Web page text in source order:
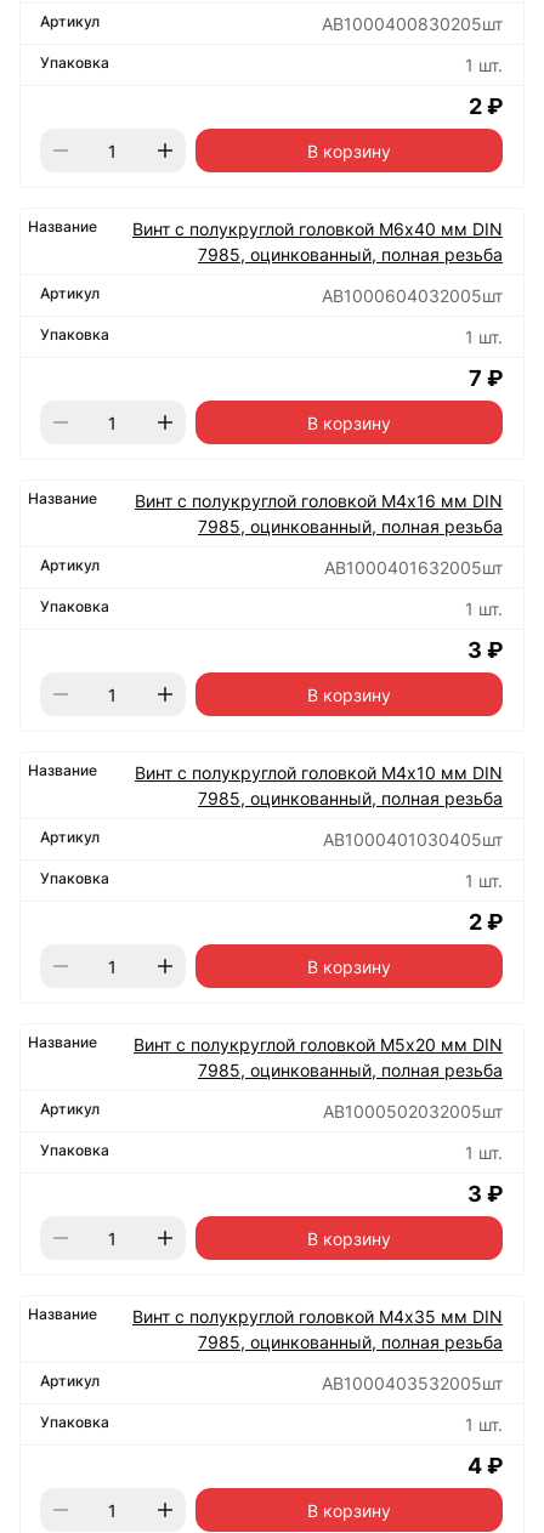
АВ1000400830205шт
1 шт.
2 ₽
В корзину
Винт с полукруглой головкой М6х40 мм DIN
7985, оцинкованный, полная резьба
АВ1000604032005шт
1 шт.
7 ₽
В корзину
Винт с полукруглой головкой М4х16 мм DIN
7985, оцинкованный, полная резьба
АВ1000401632005шт
1 шт.
3 ₽
В корзину
Винт с полукруглой головкой М4х10 мм DIN
7985, оцинкованный, полная резьба
АВ1000401030405шт
1 шт.
2 ₽
В корзину
Винт с полукруглой головкой М5х20 мм DIN
7985, оцинкованный, полная резьба
АВ1000502032005шт
1 шт.
3 ₽
В корзину
Винт с полукруглой головкой М4х35 мм DIN
7985, оцинкованный, полная резьба
АВ1000403532005шт
1 шт.
4 ₽
В корзину